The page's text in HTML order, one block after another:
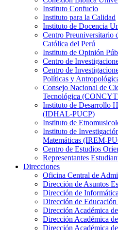
Instituto Confucio
Instituto para la Calidad
Instituto de Docencia
Centro Preuniversitario
Católica del Perú
Instituto de Opinión
Centro de
Centro de
Políticas y
Consejo Nacional de
Tecnológica
Instituto de Desarrollo
(IDHAL-PUCP)
Instituto de
Instituto de
Matemáticas (IREM-
Centro de Estudios
Representantes
Direcciones
Oficina Central de
Dirección de Asuntos
Dirección de
Dirección de
Dirección Académica
Dirección Académica
Dirección Académica